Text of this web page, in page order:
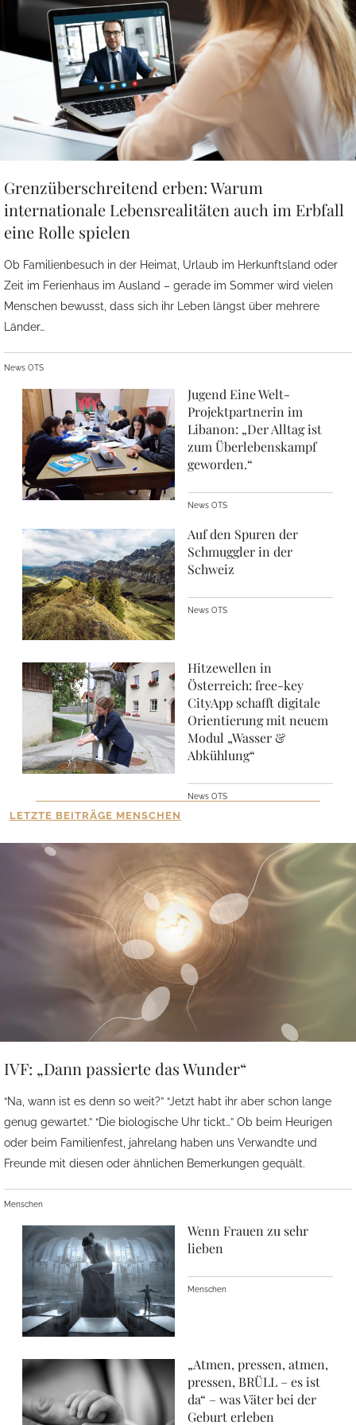
Grenzüberschreitend erben: Warum
internationale Lebensrealitäten auch im Erbfall
eine Rolle spielen
Ob Familienbesuch in der Heimat, Urlaub im Herkunftsland oder
Zeit im Ferienhaus im Ausland – gerade im Sommer wird vielen
Menschen bewusst, dass sich ihr Leben längst über mehrere
Länder…
News OTS
Jugend Eine Welt-
Projektpartnerin im
Libanon: „Der Alltag ist
zum Überlebenskampf
geworden.“
News OTS
Auf den Spuren der
Schmuggler in der
Schweiz
News OTS
Hitzewellen in
Österreich: free-key
CityApp schafft digitale
Orientierung mit neuem
Modul „Wasser &
Abkühlung“
News OTS
LETZTE BEITRÄGE MENSCHEN
IVF: „Dann passierte das Wunder“
“Na, wann ist es denn so weit?” “Jetzt habt ihr aber schon lange
genug gewartet.” “Die biologische Uhr tickt…” Ob beim Heurigen
oder beim Familienfest, jahrelang haben uns Verwandte und
Freunde mit diesen oder ähnlichen Bemerkungen gequält.
Menschen
Wenn Frauen zu sehr
lieben
Menschen
„Atmen, pressen, atmen,
pressen, BRÜLL – es ist
da“ – was Väter bei der
Geburt erleben